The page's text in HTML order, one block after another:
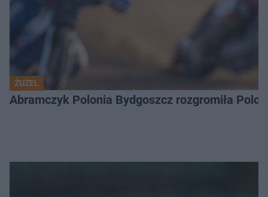
ŻUŻEL
Abramczyk Polonia Bydgoszcz rozgromiła